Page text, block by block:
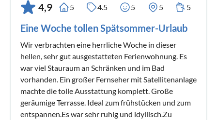
4,9 5 4.5 5 5 5
Eine Woche tollen Spätsommer-Urlaub
Wir verbrachten eine herrliche Woche in dieser
hellen, sehr gut ausgestatteten Ferienwohnung. Es
war viel Stauraum an Schränken und im Bad
vorhanden. Ein großer Fernseher mit Satellitenanlage
machte die tolle Ausstattung komplett. Große
geräumige Terrasse. Ideal zum frühstücken und zum
entspannen.Es war sehr ruhig und idyllisch.Zu